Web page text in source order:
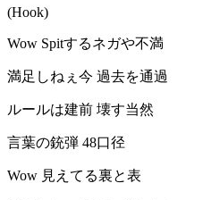
(Hook)
Wow Spitするネガや不満
満足しねぇ今 過去を通過
ルールは建前 壊す当然
言葉の銃弾 48口径
Wow 見えてる裏と表